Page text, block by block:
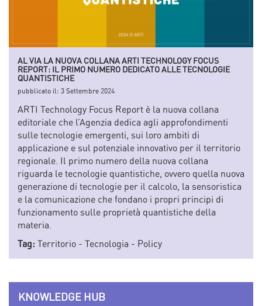
AL VIA LA NUOVA COLLANA ARTI TECHNOLOGY FOCUS
REPORT: IL PRIMO NUMERO DEDICATO ALLE TECNOLOGIE
QUANTISTICHE
pubblicato il: 3 Settembre 2024
ARTI Technology Focus Report è la nuova collana
editoriale che l’Agenzia dedica agli approfondimenti
sulle tecnologie emergenti, sui loro ambiti di
applicazione e sul potenziale innovativo per il territorio
regionale. Il primo numero della nuova collana
riguarda le tecnologie quantistiche, ovvero quella nuova
generazione di tecnologie per il calcolo, la sensoristica
e la comunicazione che fondano i propri principi di
funzionamento sulle proprietà quantistiche della
materia.
Tag: Territorio - Tecnologia - Policy
KNOWLEDGE HUB